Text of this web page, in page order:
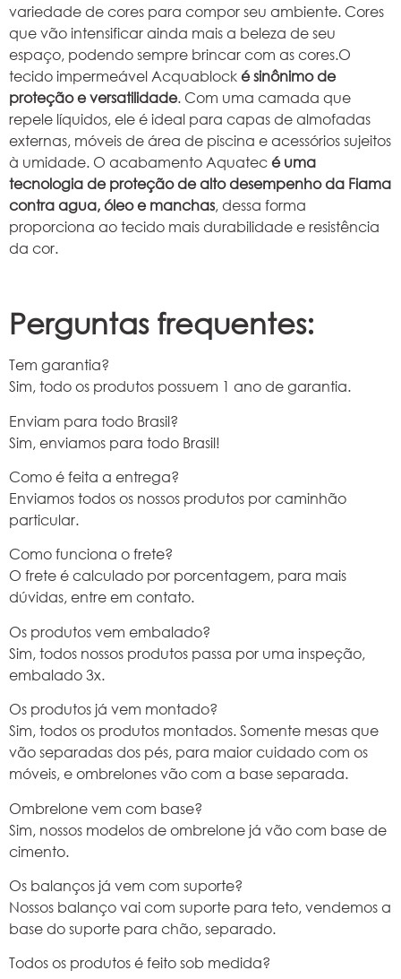
variedade de cores para compor seu ambiente. Cores
que vão intensificar ainda mais a beleza de seu
espaço, podendo sempre brincar com as cores.O
tecido impermeável Acquablocké sinônimo de
proteção e versatilidade. Com uma camada que
repele líquidos, ele é ideal para capas de almofadas
externas, móveis de área de piscina e acessórios sujeitos
à umidade. O acabamento Aquatecé uma
tecnologia de proteção de alto desempenho da Fiama
contra agua, óleo e manchas, dessa forma
proporciona ao tecido mais durabilidade e resistência
da cor.
Perguntas frequentes:
Tem garantia?
Sim, todo os produtos possuem 1 ano de garantia.
Enviam para todo Brasil?
Sim, enviamos para todo Brasil!
Como é feita a entrega?
Enviamos todos os nossos produtos por caminhão
particular.
Como funciona o frete?
O frete é calculado por porcentagem, para mais
dúvidas, entre em contato.
Os produtos vem embalado?
Sim, todos nossos produtos passa por uma inspeção,
embalado 3x.
Os produtos já vem montado?
Sim, todos os produtos montados. Somente mesas que
vão separadas dos pés, para maior cuidado com os
móveis, e ombrelones vão com a base separada.
Ombrelone vem com base?
Sim, nossos modelos de ombrelone já vão com base de
cimento.
Os balanços já vem com suporte?
Nossos balanço vai com suporte para teto, vendemos a
base do suporte para chão, separado.
Todos os produtos é feito sob medida?